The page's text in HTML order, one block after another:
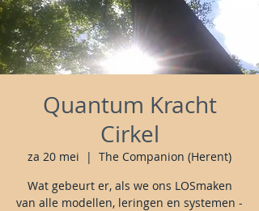
Quantum Kracht
Cirkel
za 20 mei
  |
The Companion (Herent)
Wat gebeurt er, als we ons LOSmaken
van alle modellen, leringen en systemen -